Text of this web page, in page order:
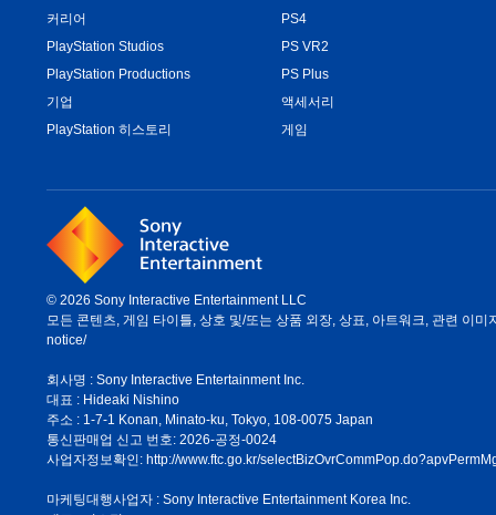
커리어
PlayStation Studios
PlayStation Productions
기업
PlayStation 히스토리
PS4
PS VR2
PS Plus
액세서리
게임
© 2026 Sony Interactive Entertainment LLC
모든 콘텐츠, 게임 타이틀, 상호 및/또는 상품 외장, 상표, 아트워크, 관련 이
notice/
회사명 : Sony Interactive Entertainment Inc.
대표 : Hideaki Nishino
주소 : 1-7-1 Konan, Minato-ku, Tokyo, 108-0075 Japan
통신판매업 신고 번호: 2026-공정-0024
사업자정보확인: http://www.ftc.go.kr/
마케팅대행사업자 : Sony Interactive Entertainment Korea Inc.